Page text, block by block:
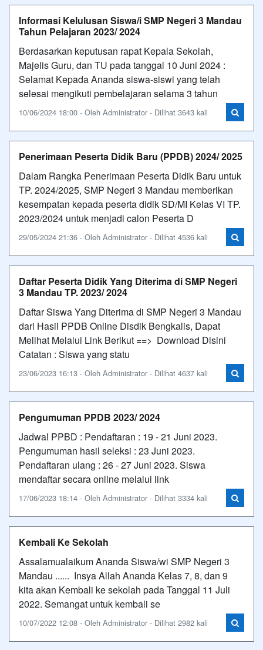
Informasi Kelulusan Siswa/i SMP Negeri 3 Mandau
Tahun Pelajaran 2023/ 2024
Berdasarkan keputusan rapat Kepala Sekolah,
Majelis Guru, dan TU pada tanggal 10 Juni 2024 :
Selamat Kepada Ananda siswa-siswi yang telah
selesai mengikuti pembelajaran selama 3 tahun
10/06/2024 18:00 - Oleh Administrator - Dilihat 3643 kali
Penerimaan Peserta Didik Baru (PPDB) 2024/ 2025
Dalam Rangka Penerimaan Peserta Didik Baru untuk
TP. 2024/2025, SMP Negeri 3 Mandau memberikan
kesempatan kepada peserta didik SD/MI Kelas VI TP.
2023/2024 untuk menjadi calon Peserta D
29/05/2024 21:36 - Oleh Administrator - Dilihat 4536 kali
Daftar Peserta Didik Yang Diterima di SMP Negeri
3 Mandau TP. 2023/ 2024
Daftar Siswa Yang Diterima di SMP Negeri 3 Mandau
dari Hasil PPDB Online Disdik Bengkalis, Dapat
Melihat Melalui Link Berikut ==> Download Disini
Catatan : Siswa yang statu
23/06/2023 16:13 - Oleh Administrator - Dilihat 4637 kali
Pengumuman PPDB 2023/ 2024
Jadwal PPBD : Pendaftaran : 19 - 21 Juni 2023.
Pengumuman hasil seleksi : 23 Juni 2023.
Pendaftaran ulang : 26 - 27 Juni 2023. Siswa
mendaftar secara online melalui link
17/06/2023 18:14 - Oleh Administrator - Dilihat 3334 kali
Kembali Ke Sekolah
Assalamualaikum Ananda Siswa/wi SMP Negeri 3
Mandau ...... Insya Allah Ananda Kelas 7, 8, dan 9
kita akan Kembali ke sekolah pada Tanggal 11 Juli
2022. Semangat untuk kembali se
10/07/2022 12:08 - Oleh Administrator - Dilihat 2982 kali